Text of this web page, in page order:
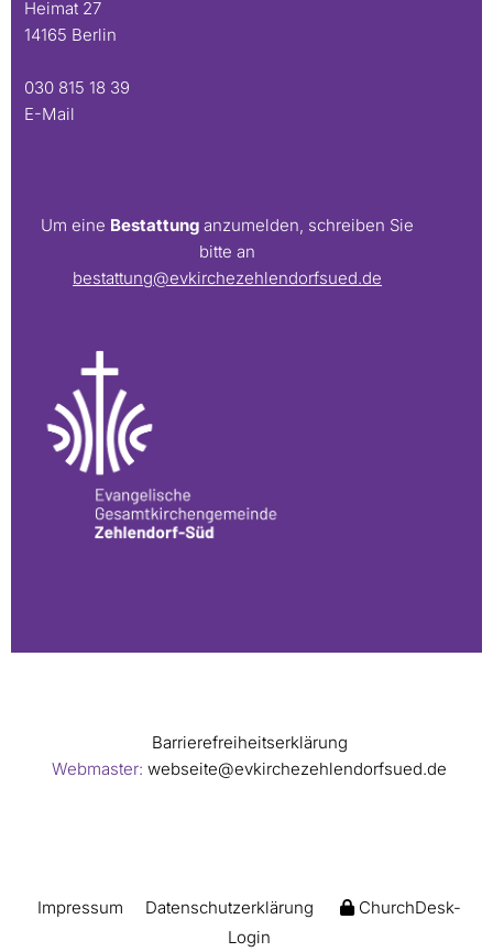
Heimat 27
14165 Berlin
030 815 18 39
E-Mail
Um eine Bestattung anzumelden, schreiben Sie
bitte an
bestattung@evkirchezehlendorfsued.de
Barrierefreiheitserklärung
Webmaster: webseite@evkirchezehlendorfsued.de
Impressum Datenschutzerklärung
ChurchDesk-
Login